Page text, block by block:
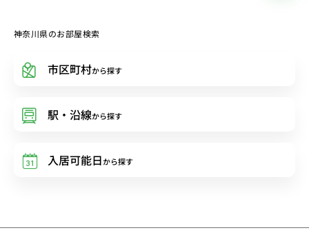
神奈川県のお部屋検索
市区町村から探す
駅・沿線から探す
入居可能日から探す